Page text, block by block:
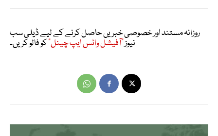
روزانہ مستند اور خصوصی خبریں حاصل کرنے کے لیے ڈیلی سب
نیوز"آفیشل واٹس ایپ چینل"کو فالو کریں۔